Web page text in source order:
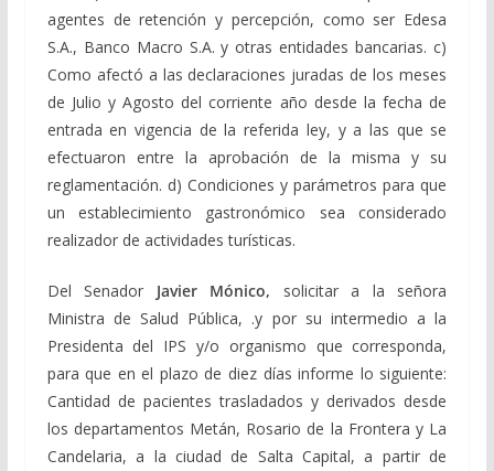
agentes de retención y percepción, como ser Edesa
S.A., Banco Macro S.A. y otras entidades bancarias. c)
Como afectó a las declaraciones juradas de los meses
de Julio y Agosto del corriente año desde la fecha de
entrada en vigencia de la referida ley, y a las que se
efectuaron entre la aprobación de la misma y su
reglamentación. d) Condiciones y parámetros para que
un establecimiento gastronómico sea considerado
realizador de actividades turísticas.
Del Senador Javier Mónico, solicitar a la señora
Ministra de Salud Pública, .y por su intermedio a la
Presidenta del IPS y/o organismo que corresponda,
para que en el plazo de diez días informe lo siguiente:
Cantidad de pacientes trasladados y derivados desde
los departamentos Metán, Rosario de la Frontera y La
Candelaria, a la ciudad de Salta Capital, a partir de